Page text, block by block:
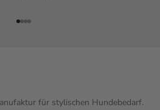
Gehe zu Element 1
Gehe zu Element 2
Gehe zu Element 3
Gehe zu Element 4
für stylischen Hundebedarf.